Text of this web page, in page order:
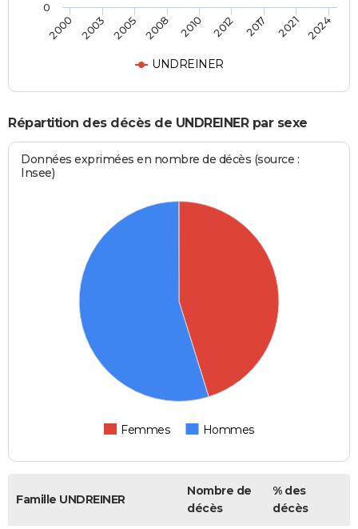
UNDREINER
2000 2003 2005 2008 2010 2012 2017 2021 2024
0
Répartition des décès de UNDREINER par sexe
Données exprimées en nombre de décès (source :
Insee)
Femmes Hommes
Famille UNDREINER
Nombre de
décès
% des
décès